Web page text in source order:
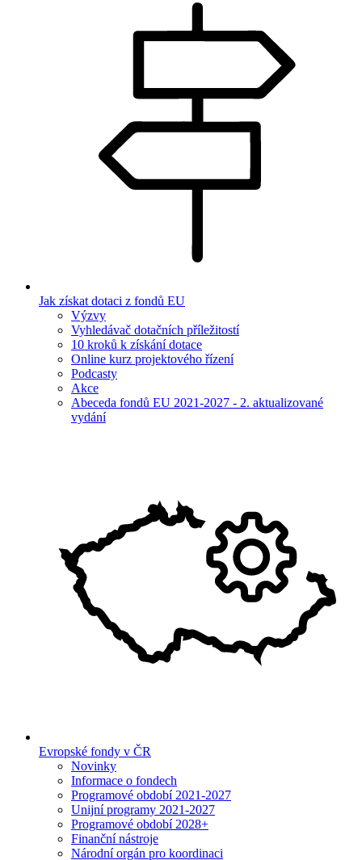
Jak získat dotaci z fondů EU
Výzvy
Vyhledávač dotačních příležitostí
10 kroků k získání dotace
Online kurz projektového řízení
Podcasty
Akce
Abeceda fondů EU 2021-2027 - 2. aktualizované
vydání
Evropské fondy v ČR
Novinky
Informace o fondech
Programové období 2021-2027
Unijní programy 2021-2027
Programové období 2028+
Finanční nástroje
Národní orgán pro koordinaci